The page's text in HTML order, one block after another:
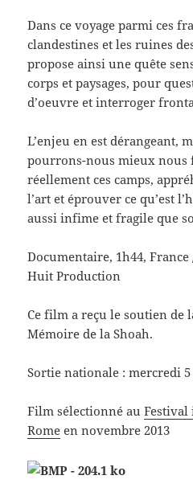
Dans ce voyage parmi ces
clandestines et les ruines
propose ainsi une quête
corps et paysages, pour
d’oeuvre et interroger
L’enjeu en est dérangeant,
pourrons-nous mieux
réellement ces camps,
l’art et éprouver ce qu’est
aussi infime et fragile que
Documentaire, 1h44, France
Huit Production
Ce film a reçu le soutien de
Mémoire de la Shoah.
Sortie nationale : mercredi 5
Film sélectionné au
Rome en novembre 2013